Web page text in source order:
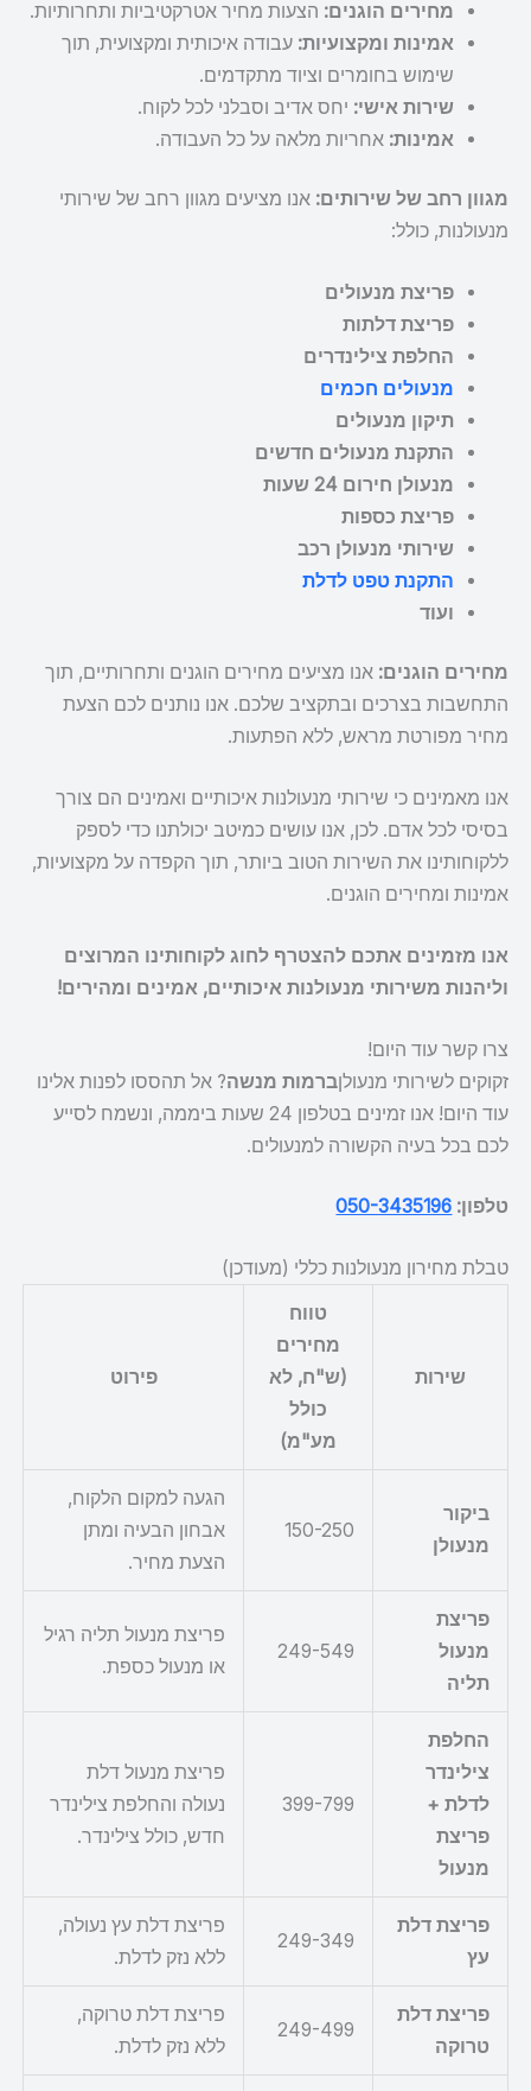
מחירים הוגנים: הצעות מחיר אטרקטיביות ותחרותיות.
אמינות ומקצועיות: עבודה איכותית ומקצועית, תוך
שימוש בחומרים וציוד מתקדמים.
שירות אישי: יחס אדיב וסבלני לכל לקוח.
אמינות: אחריות מלאה על כל העבודה.
מגוון רחב של שירותים: אנו מציעים מגוון רחב של שירותי
מנעולנות, כולל:
פריצת מנעולים
פריצת דלתות
החלפת צילינדרים
מנעולים חכמים
תיקון מנעולים
התקנת מנעולים חדשים
מנעולן חירום 24 שעות
פריצת כספות
שירותי מנעולן רכב
התקנת טפט לדלת
ועוד
מחירים הוגנים: אנו מציעים מחירים הוגנים ותחרותיים, תוך
התחשבות בצרכים ובתקציב שלכם. אנו נותנים לכם הצעת
מחיר מפורטת מראש, ללא הפתעות.
אנו מאמינים כי שירותי מנעולנות איכותיים ואמינים הם צורך
בסיסי לכל אדם. לכן, אנו עושים כמיטב יכולתנו כדי לספק
ללקוחותינו את השירות הטוב ביותר, תוך הקפדה על מקצועיות,
אמינות ומחירים הוגנים.
אנו מזמינים אתכם להצטרף לחוג לקוחותינו המרוצים
וליהנות משירותי מנעולנות איכותיים, אמינים ומהירים!
צרו קשר עוד היום!
זקוקים לשירותי מנעולןברמות מנשה? אל תהססו לפנות אלינו
עוד היום! אנו זמינים בטלפון 24 שעות ביממה, ונשמח לסייע
לכם בכל בעיה הקשורה למנעולים.
טלפון: 050-3435196
טבלת מחירון מנעולנות כללי (מעודכן)
שירות
טווח
מחירים
(ש"ח, לא
כולל
מע"מ)
פירוט
ביקור
מנעולן
150-250
הגעה למקום הלקוח,
אבחון הבעיה ומתן
הצעת מחיר.
פריצת
מנעול
תליה
249-549
פריצת מנעול תליה רגיל
או מנעול כספת.
החלפת
צילינדר
לדלת +
פריצת
מנעול
399-799
פריצת מנעול דלת
נעולה והחלפת צילינדר
חדש, כולל צילינדר.
פריצת דלת
עץ
249-349
פריצת דלת עץ נעולה,
ללא נזק לדלת.
פריצת דלת
טרוקה
249-499
פריצת דלת טרוקה,
ללא נזק לדלת.